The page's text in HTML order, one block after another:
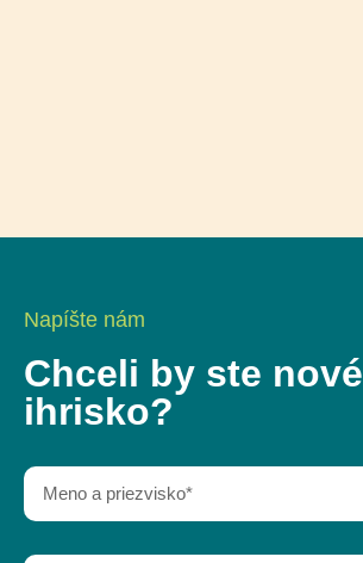
Napíšte nám
Chceli by ste nové
ihrisko?